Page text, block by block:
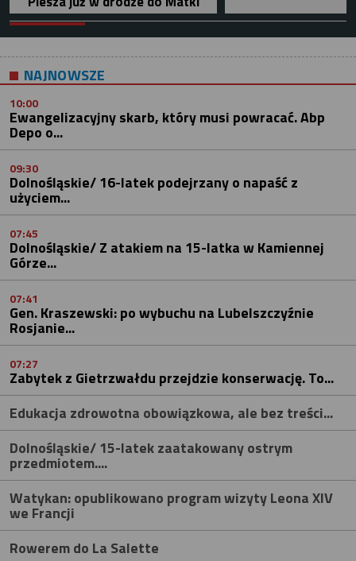
NAJNOWSZE
10:00
Ewangelizacyjny skarb, który musi powracać. Abp
Depo o...
09:30
Dolnośląskie/ 16-latek podejrzany o napaść z
użyciem...
07:45
Dolnośląskie/ Z atakiem na 15-latka w Kamiennej
Górze...
07:41
Gen. Kraszewski: po wybuchu na Lubelszczyźnie
Rosjanie...
07:27
Zabytek z Gietrzwałdu przejdzie konserwację. To...
Edukacja zdrowotna obowiązkowa, ale bez treści...
Dolnośląskie/ 15-latek zaatakowany ostrym
przedmiotem....
Watykan: opublikowano program wizyty Leona XIV
we Francji
Rowerem do La Salette